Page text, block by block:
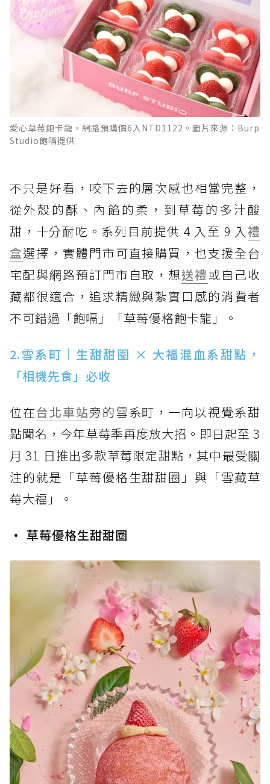
愛心草莓飽卡龍，網路預購價6入NTD1122。圖片來源：Burp
Studio飽嗝提供
不只是好看，咬下去的層次感也相當完整，
從外殼的酥、內餡的柔，到草莓的多汁酸
甜，十分耐吃。系列目前提供 4 入至 9 入 禮
盒選擇，實體門市可直接購買，也支援全台
宅配與網路預訂門市自取，想送禮或自己收
藏都很適合，追求精緻與紮實口感的消費者
不可錯過「飽嗝」「草莓優格飽卡龍」。
2.雪系町｜生甜甜圈 × 大福混血系甜點，
「相機先食」必收
位在台北車站旁的雪系町，一向以視覺系甜
點聞名，今年草莓季再度放大招。即日起至 3
月 31 日推出多款草莓限定甜點，其中最受關
注的就是「草莓優格生甜甜圈」與「雪藏草
莓大福」。
• 草莓優格生甜甜圈